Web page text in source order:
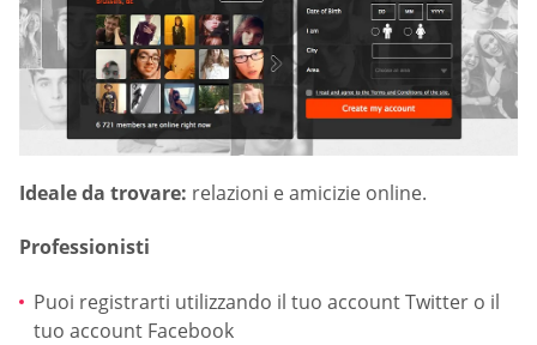
Ideale da trovare: relazioni e amicizie online.
Professionisti
Puoi registrarti utilizzando il tuo account Twitter o il
tuo account Facebook